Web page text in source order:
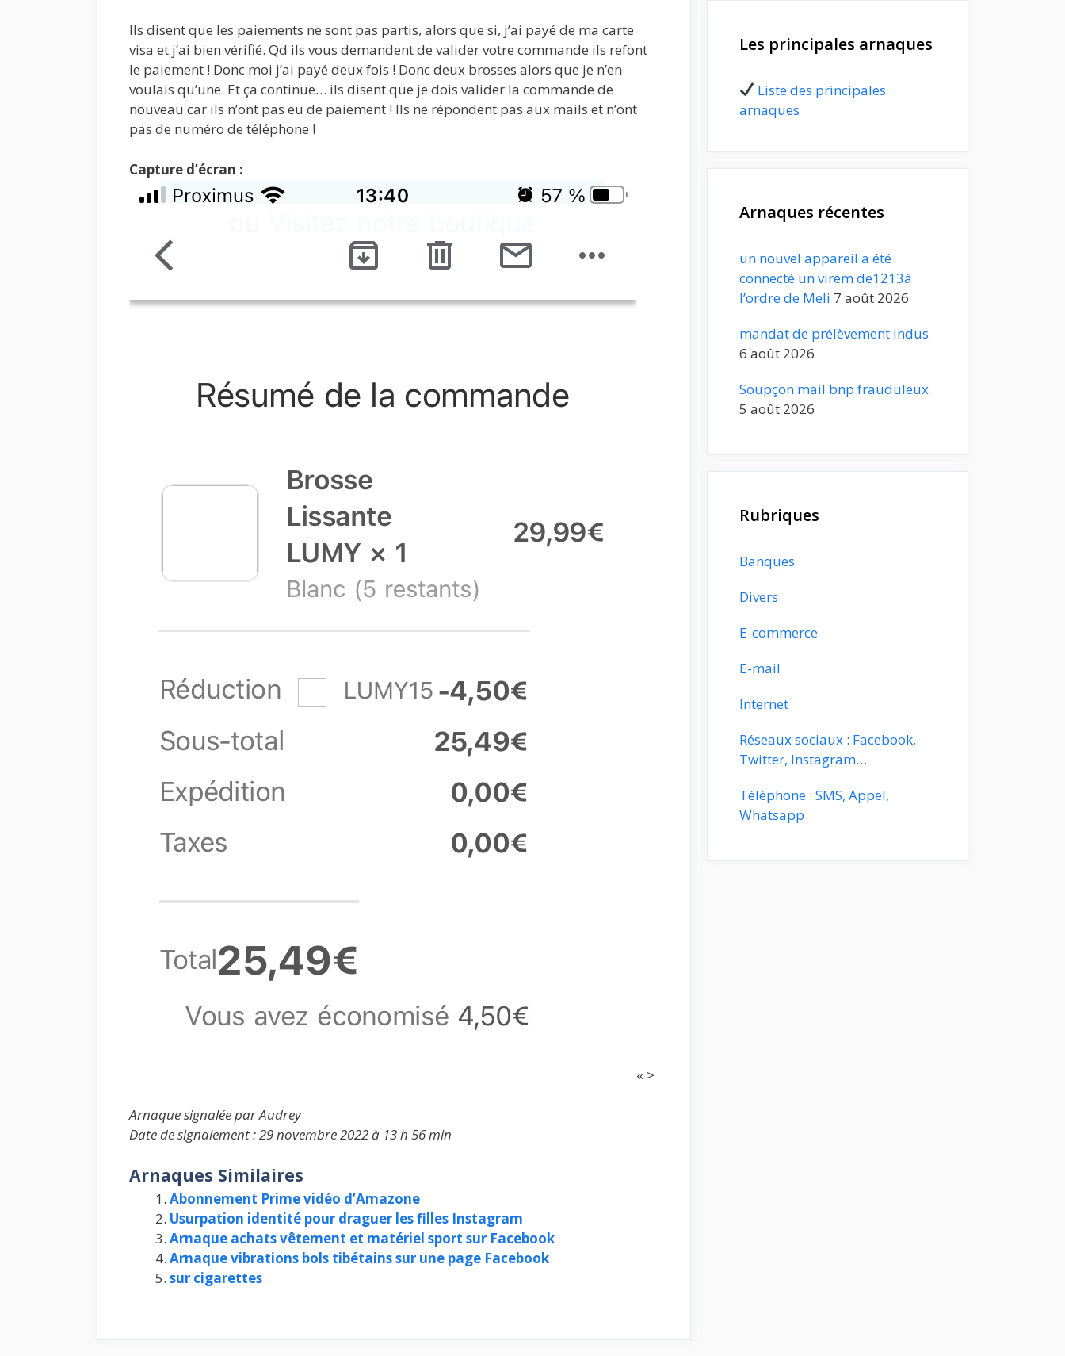
Ils disent que les paiements ne sont pas partis, alors que si, j’ai payé de ma carte
visa et j’ai bien vérifié. Qd ils vous demandent de valider votre commande ils refont
le paiement ! Donc moi j’ai payé deux fois ! Donc deux brosses alors que je n’en
voulais qu’une. Et ça continue… ils disent que je dois valider la commande de
nouveau car ils n’ont pas eu de paiement ! Ils ne répondent pas aux mails et n’ont
pas de numéro de téléphone !
Capture d’écran :
« >
Arnaque signalée par Audrey
Date de signalement : 29 novembre 2022 à 13 h 56 min
Arnaques Similaires
Abonnement Prime vidéo d’Amazone
Usurpation identité pour draguer les filles Instagram
Arnaque achats vêtement et matériel sport sur Facebook
Arnaque vibrations bols tibétains sur une page Facebook
sur cigarettes
Les principales arnaques
Liste des principales
arnaques
Arnaques récentes
un nouvel appareil a été
connecté un virem de1213à
l’ordre de Meli 7 août 2026
mandat de prélèvement indus
6 août 2026
Soupçon mail bnp frauduleux
5 août 2026
Rubriques
Banques
Divers
E-commerce
E-mail
Internet
Réseaux sociaux : Facebook,
Twitter, Instagram…
Téléphone : SMS, Appel,
Whatsapp